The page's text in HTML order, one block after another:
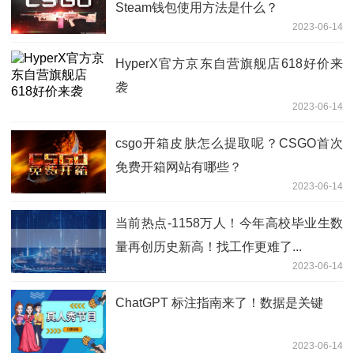
Steam钱包使用方法是什么？
2023-06-14
HyperX官方京东自营旗舰店618好价来
袭
2023-06-14
csgo开箱皮肤怎么提取呢？CSGO首次
免费开箱网站有哪些？
2023-06-14
当前热点-1158万人！今年高校毕业生数
量再创历史新高！找工作更难了...
2023-06-14
ChatGPT 标注指南来了！数据是关键
2023-06-14